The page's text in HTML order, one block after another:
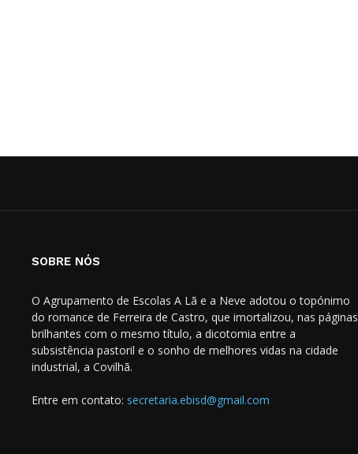
SOBRE NÓS
O Agrupamento de Escolas A Lã e a Neve adotou o topónimo
do romance de Ferreira de Castro, que imortalizou, nas páginas
brilhantes com o mesmo título, a dicotomia entre a
subsistência pastoril e o sonho de melhores vidas na cidade
industrial, a Covilhã.
Entre em contato: secretaria.ebisd@gmail.com